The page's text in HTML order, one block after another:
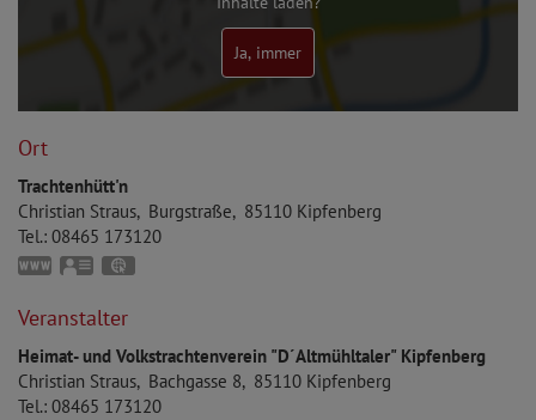
Ja, immer
Ort
Trachtenhütt'n
Christian Straus Burgstraße 85110 Kipfenberg
Tel.: 08465 173120
www.trachtenverein-kipfenberg.de
vCard
Veranstalter
Heimat- und Volkstrachtenverein "D´Altmühltaler" Kipfenberg
Christian Straus Bachgasse 8 85110 Kipfenberg
Tel.: 08465 173120